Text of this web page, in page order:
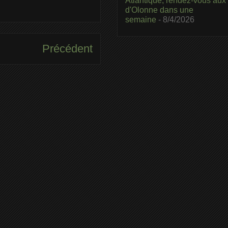
Précédent
d'Olonne dans une
semaine - 8/4/2026